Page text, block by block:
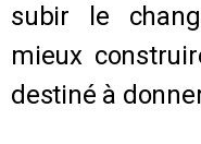
subir le
mieux
destiné à